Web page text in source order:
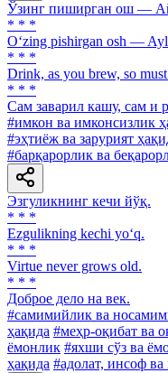
Ўзинг пиширган ош —
* * *
O‘zing pishirgan osh —
* * *
Drink, аs you brew, so
* * *
Сам заварил кашу, сам и
#имкон ва имконсизлик
#эҳтиёж ва зарурият
#барқарорлик ва
Эзгуликнинг кечи йўқ.
* * *
Ezgulikning kechi yo‘q.
* * *
Virtue never grows old.
* * *
Доброе дело на век.
#самимийлик ва
ҳақида #меҳр-оқибат ва
ёмонлик #яхши сўз ва
ҳақида #адолат, инсоф